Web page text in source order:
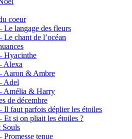
coeur
Le langage des fleurs
Le chant de l’océan
Hyacinthe
Alexa
Aaron & Ambre
Adel
Amélia & Harry
de décembre
Il faut parfois déplier les étoiles
Et si on pliait les étoiles ?
Souls
Promesse tenue